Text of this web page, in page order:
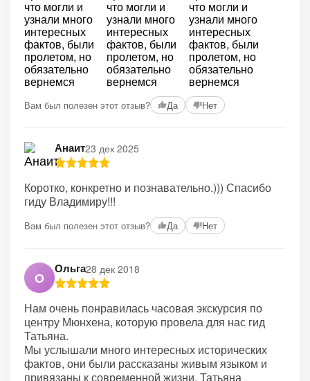
Вам был полезен этот отзыв? Да Нет
Анаит23 дек 2025
Коротко, конкретно и познавательно.))) Спасибо
гиду Владимиру!!!
Вам был полезен этот отзыв? Да Нет
О
Ольга28 дек 2018
Нам очень понравилась часовая экскурсия по
центру Мюнхена, которую провела для нас гид
Татьяна.
Мы услышали много интересных исторических
фактов, они были рассказаны живым языком и
привязаны к современной жизни. Татьяна